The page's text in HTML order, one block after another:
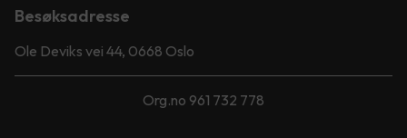
Besøksadresse
Ole Deviks vei 44, 0668 Oslo
Org.no 961 732 778